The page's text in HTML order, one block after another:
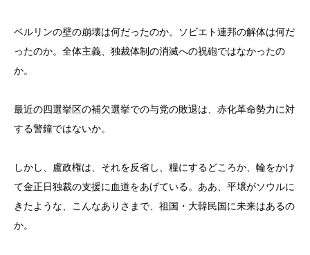
ベルリンの壁の崩壊は何だったのか。ソビエト連邦の解体は何だ
ったのか。全体主義、独裁体制の消滅への祝砲ではなかったの
か。
最近の四選挙区の補欠選挙での与党の敗退は、赤化革命勢力に対
する警鐘ではないか。
しかし、盧政権は、それを反省し、糧にするどころか、輪をかけ
て金正日独裁の支援に血道をあげている。ああ、平壌がソウルに
きたような、こんなありさまで、祖国・大韓民国に未来はあるの
か。